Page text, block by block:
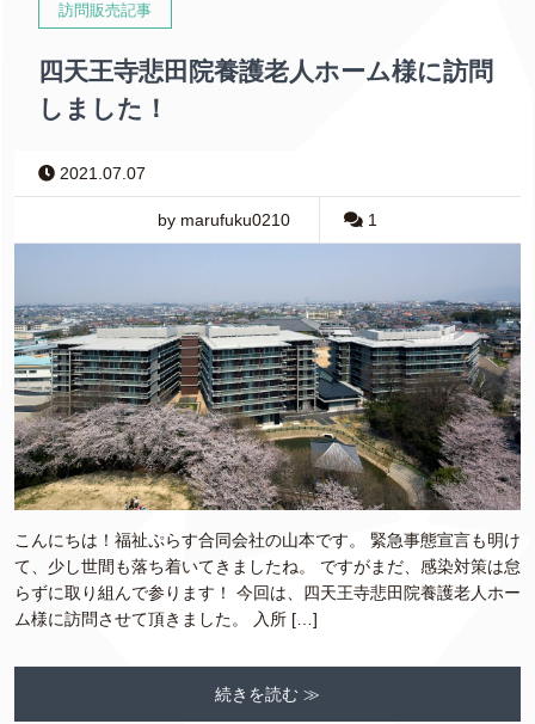
訪問販売記事
四天王寺悲田院養護老人ホーム様に訪問
しました！
2021.07.07
by marufuku0210 1
こんにちは！福祉ぷらす合同会社の山本です。 緊急事態宣言も明け
て、少し世間も落ち着いてきましたね。 ですがまだ、感染対策は怠
らずに取り組んで参ります！ 今回は、四天王寺悲田院養護老人ホー
ム様に訪問させて頂きました。 入所 […]
続きを読む ≫